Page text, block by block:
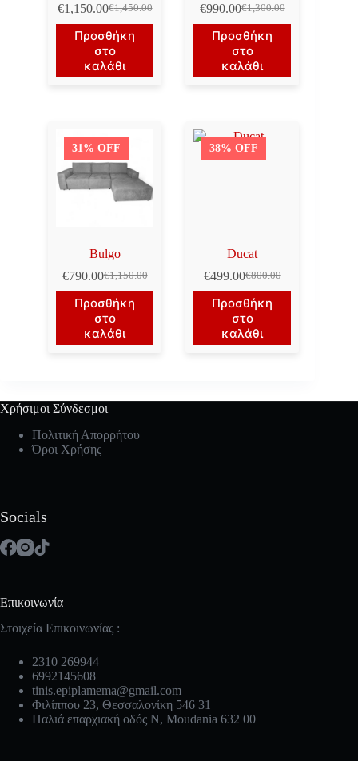
€1,450.00
Original
price
was:
€1,450.00.
€1,150.00Η
τρέχουσα
τιμή
είναι:
€1,150.00.
Προσθήκη
στο
καλάθι
€1,300.00
Original
price
was:
€1,300.00.
€990.00Η
τρέχουσα
τιμή
είναι:
€990.00.
Προσθήκη
στο
καλάθι
31% OFF
Bulgo
€1,150.00
Original
price
was:
€1,150.00.
€790.00Η
τρέχουσα
τιμή
είναι:
€790.00.
Προσθήκη
στο
καλάθι
38% OFF
Ducat
€800.00
Original
price
was:
€800.00.
€499.00Η
τρέχουσα
τιμή
είναι:
€499.00.
Προσθήκη
στο
καλάθι
Χρήσιμοι Σύνδεσμοι
Πολιτική Απορρήτου
Όροι Χρήσης
Socials
Επικοινωνία
Στοιχεία Επικοινωνίας :
2310 269944
6992145608
tinis.epiplamema@gmail.com
Φιλίππου 23, Θεσσαλονίκη 546 31
Παλιά επαρχιακή οδός Ν, Moudania 632 00